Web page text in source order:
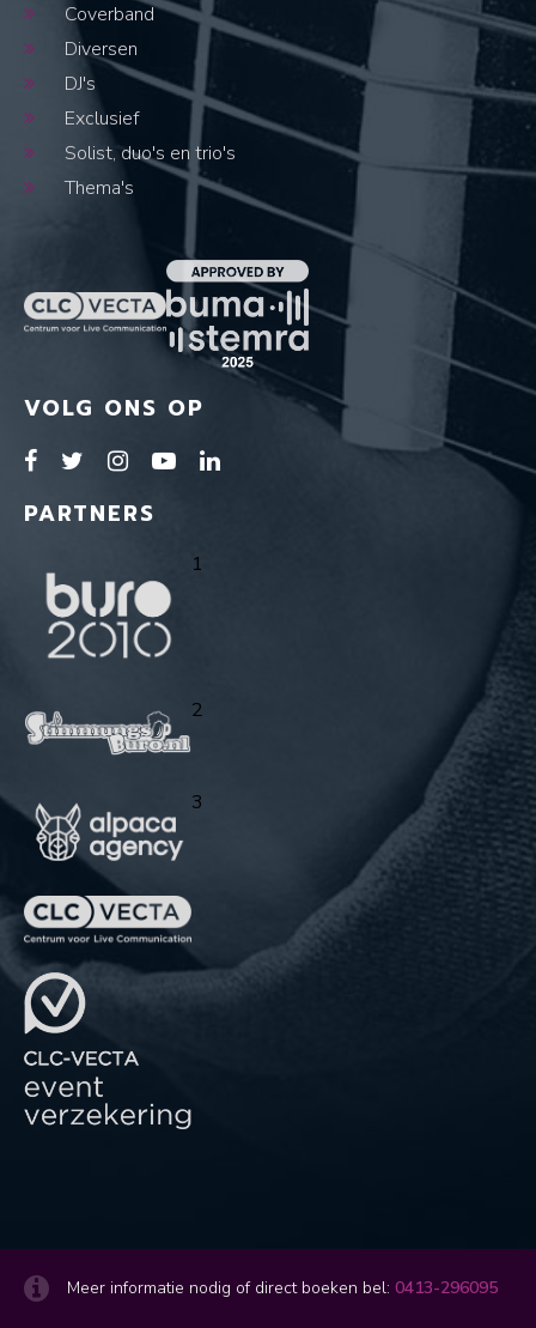
Coverband
Diversen
DJ's
Exclusief
Solist, duo's en trio's
Thema's
VOLG ONS OP
PARTNERS
1
2
3
Meer informatie nodig of direct boeken bel: 0413-296095